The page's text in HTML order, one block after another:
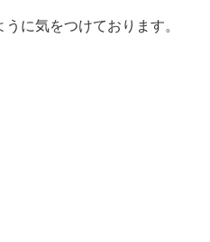
に気をつけております。